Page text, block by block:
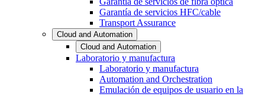
Garantía de servicios HFC/cable
Transport Assurance
Cloud and Automation
Cloud and Automation
Laboratorio y manufactura
Laboratorio y manufactura
Automation and Orchestration
Emulación de equipos de usuario en la